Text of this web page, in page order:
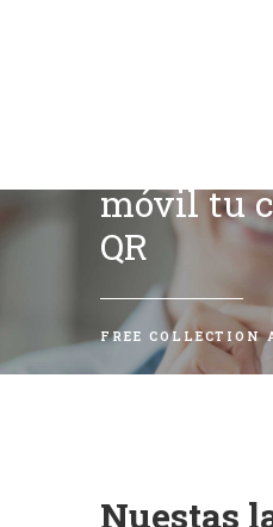
móvil tu
QR
FREE COLLECTION
Nuestas